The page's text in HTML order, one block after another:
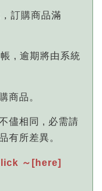
訂購商品滿
, 逾期將由系統
商品。
儘相同 , 必需請
有所差異。
～[here]